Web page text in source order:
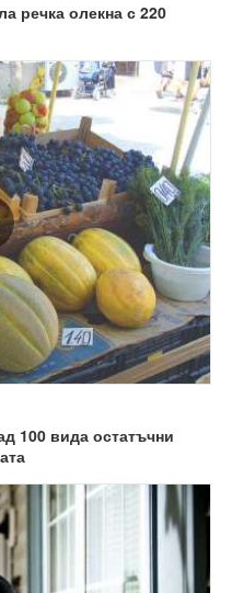
речка олекна с 220
100 вида остатъчни